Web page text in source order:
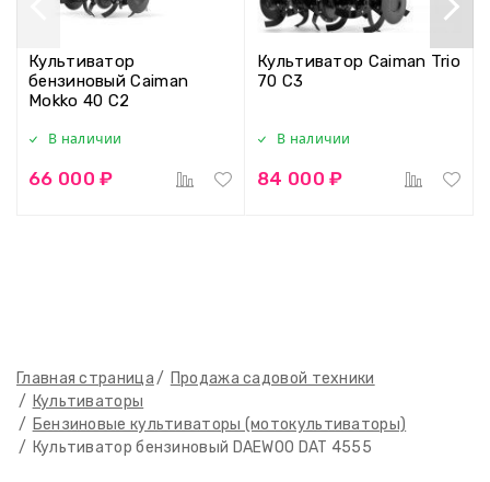
Главная страница
Продажа садовой техники
Культиваторы
Бензиновые культиваторы (мотокультиваторы)
Культиватор бензиновый DAEWOO DAT 4555
Культиватор
бензиновый Caiman
Mokko 40 C2
В наличии
66 000 ₽
Культиватор Caiman Trio
70 C3
В наличии
84 000 ₽